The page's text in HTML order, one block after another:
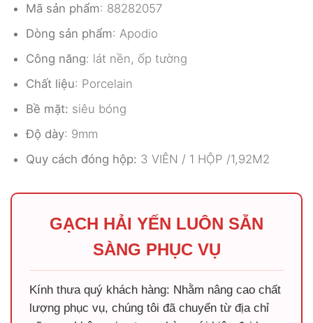
Mã sản phẩm: 88282057
Dòng sản phẩm: Apodio
Công năng: lát nền, ốp tường
Chất liệu: Porcelain
Bề mặt: siêu bóng
Độ dày: 9mm
Quy cách đóng hộp: 3 VIÊN / 1 HỘP /1,92M2
GẠCH HẢI YẾN LUÔN SẴN
SÀNG PHỤC VỤ
Kính thưa quý khách hàng: Nhằm nâng cao chất
lượng phục vụ, chúng tôi đã chuyển từ địa chỉ